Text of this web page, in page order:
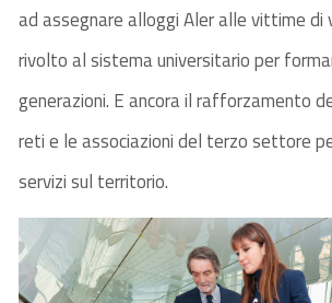
ad assegnare alloggi Aler alle vittime di
rivolto al sistema universitario per
generazioni. E ancora il rafforzamento
reti e le associazioni del terzo settore
servizi sul territorio.